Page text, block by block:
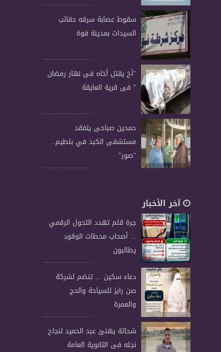
سقوط عصابة سرقه حقائب
السيدات بمدينة فوة
"أخ يقتل أخاه فى نهار رمضان
" فى قرية العايقة
حمدين صباحى يتفقد
مستشفى الكبد في بلطيم..
"صور"
آخر الأخبار
جرة قلم تهدد التحول الرقمي
... أصحاب محطات الوقود
يطالبون
دعاء سكين ... تنضم لشركة
صن رايز للسياحة والحج
والعمرة
شحاتة يهنئ عبد الحميد لنجاح
نجله فى الثانوية العامة